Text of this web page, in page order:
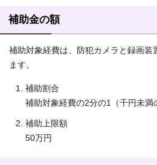
補助金の額
補助対象経費は、防犯カメラと録画装
ます。
補助割合
補助対象経費の2分の1（千円未満
補助上限額
50万円